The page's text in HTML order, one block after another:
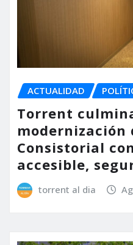
ACTUALIDAD
Torrent
modernización
Consistorial
accesible,
torrent al dia